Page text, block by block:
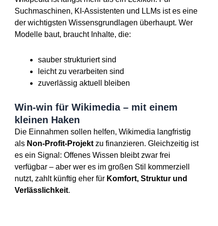
Suchmaschinen, KI-Assistenten und LLMs ist es eine
der wichtigsten Wissensgrundlagen überhaupt. Wer
Modelle baut, braucht Inhalte, die:
sauber strukturiert sind
leicht zu verarbeiten sind
zuverlässig aktuell bleiben
Win-win für Wikimedia – mit einem
kleinen Haken
Die Einnahmen sollen helfen, Wikimedia langfristig
als Non-Profit-Projekt zu finanzieren. Gleichzeitig ist
es ein Signal: Offenes Wissen bleibt zwar frei
verfügbar – aber wer es im großen Stil kommerziell
nutzt, zahlt künftig eher für Komfort, Struktur und
Verlässlichkeit.